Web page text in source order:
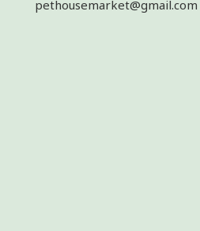
pethousemarket@gmail.com